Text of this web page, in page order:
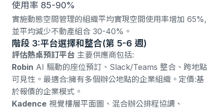
使用率 85-90%
實施動態空間管理的組織平均實現空間使用率增加 65%,
並平均減少不動產組合 30-40%。
階段 3:平台選擇和整合(第 5-6 週)
評估熱桌預訂平台 主要供應商包括:
Robin AI 驅動的座位預訂、Slack/Teams 整合、跨地點
可見性。最適合:擁有多個辦公地點的企業組織。定價:基
於報價的企業模式。
Kadence 視覺樓層平面圖、混合辦公排程協調、